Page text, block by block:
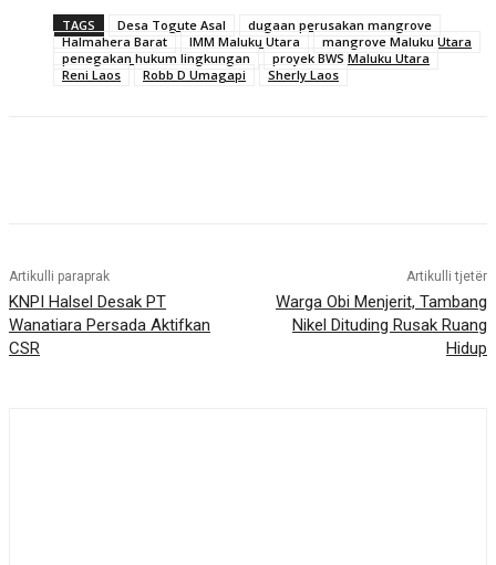
TAGS Desa Togute Asal
dugaan perusakan mangrove
Halmahera Barat
IMM Maluku Utara
mangrove Maluku Utara
penegakan hukum lingkungan
proyek BWS Maluku Utara
Reni Laos
Robb D Umagapi Sherly Laos
Artikulli paraprak
KNPI Halsel Desak PT
Wanatiara Persada Aktifkan
CSR
Artikulli tjetër
Warga Obi Menjerit, Tambang
Nikel Dituding Rusak Ruang
Hidup